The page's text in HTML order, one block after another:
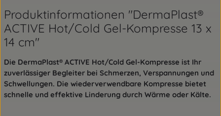
Produktinformationen "DermaPlast®
ACTIVE Hot/Cold Gel-Kompresse 13 x
14 cm"
Die DermaPlast® ACTIVE Hot/Cold Gel-Kompresse ist Ihr
zuverlässiger Begleiter bei Schmerzen, Verspannungen und
Schwellungen. Die wiederverwendbare Kompresse bietet
schnelle und effektive Linderung durch Wärme oder Kälte.